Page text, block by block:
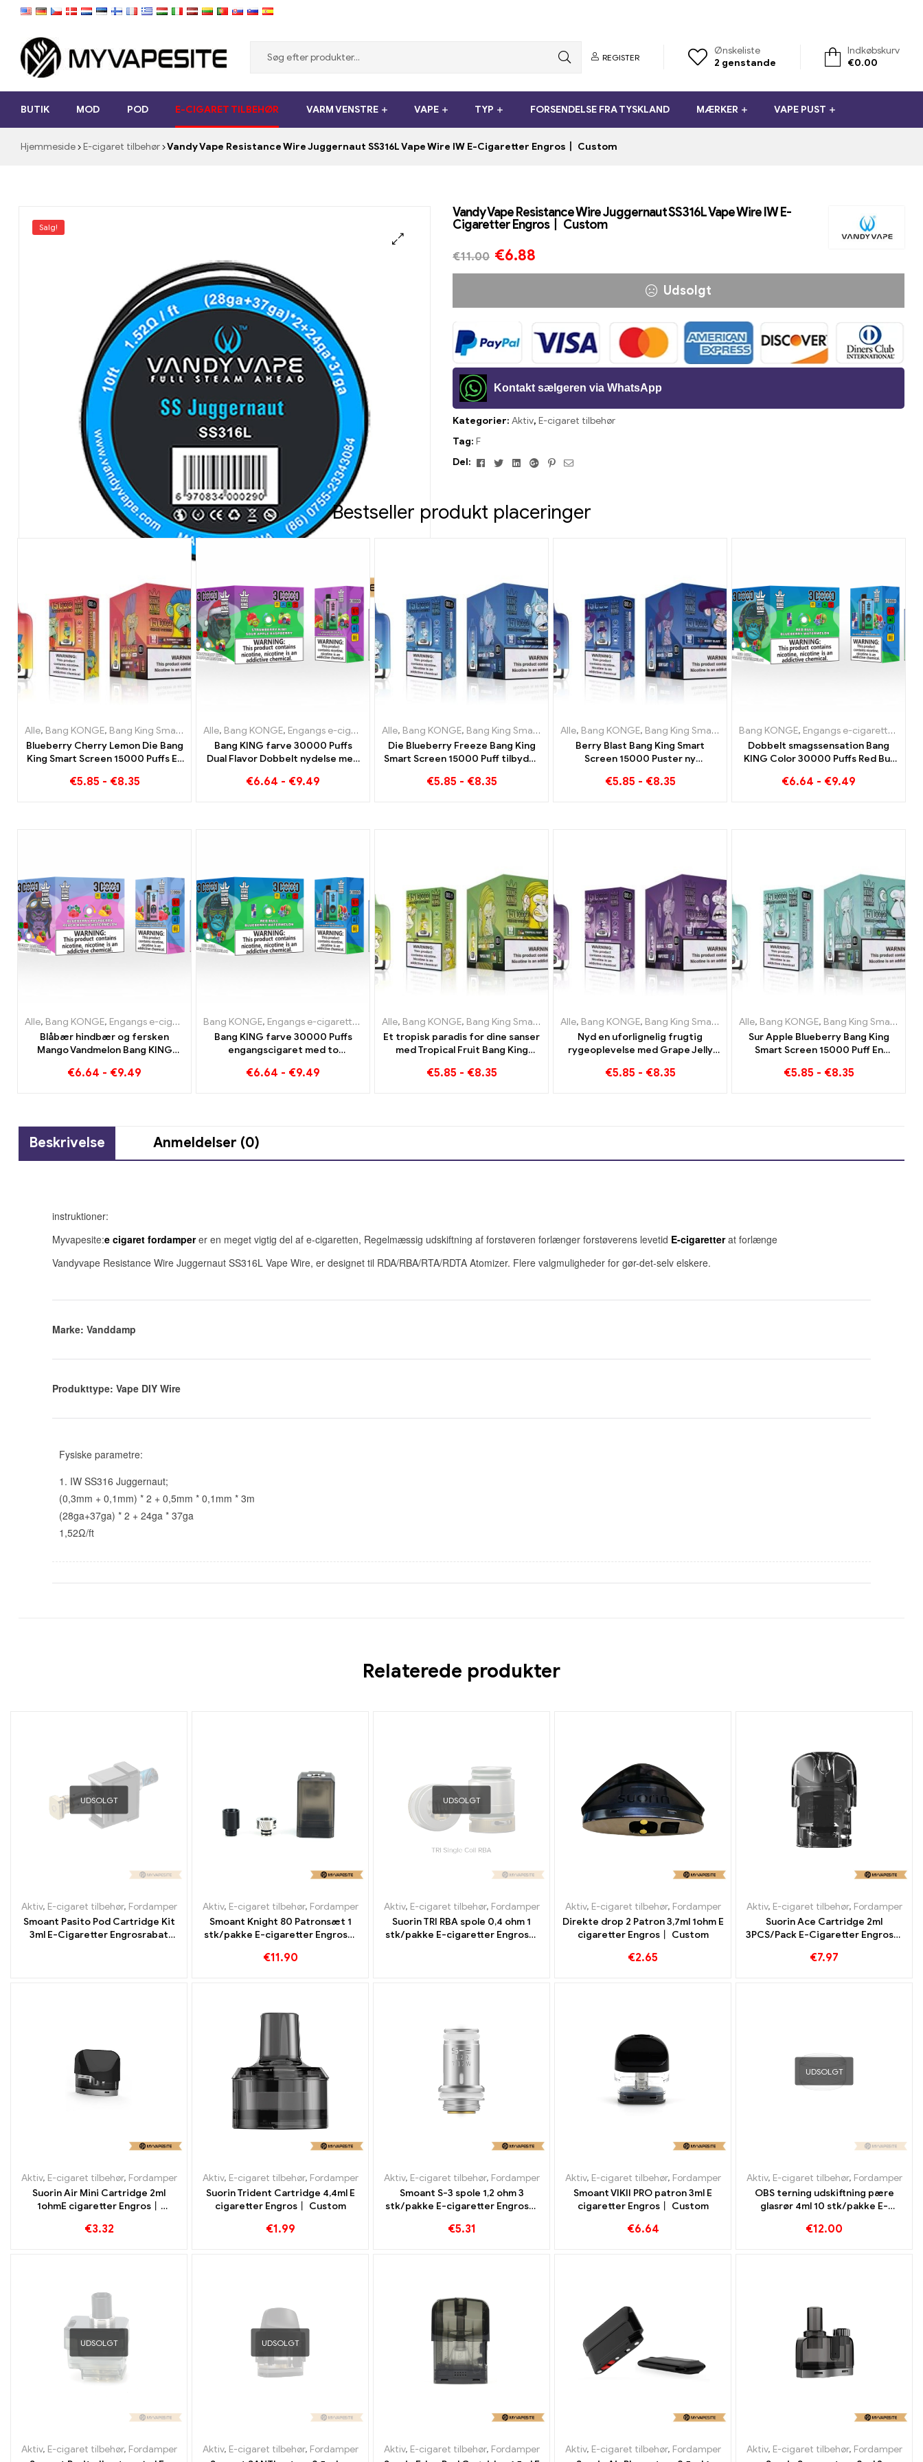
Myvapesite.de
cigaretter
REGISTER
Ønskeliste
2 genstande
Indkøbskurv
€0.00
BUTIK MOD POD E-CIGARET TILBEHØR VARM VENSTRE VAPE TYP FORSENDELSE FRA TYSKLAND MÆRKER VAPE PUST
Hjemmeside E-cigaret tilbehør Vandy Vape Resistance Wire Juggernaut SS316L Vape Wire IW E-Cigaretter Engros丨 Custom
Salg!
Vandy Vape Resistance Wire Juggernaut SS316L Vape Wire IW E-
Cigaretter Engros丨 Custom
€11.00 €6.88
Udsolgt
Kontakt sælgeren via WhatsApp
Kategorier:Aktiv,E-cigaret tilbehør
Tag:F
Del:
FacebookTwitterLinkedinGoogle+Pinterest
E-
Bestseller produkt placeringer
Alle, Bang KONGE, Bang King Smart skærm 15000 Puff ,Engangs e-cigaretter Litauen, Engangs e-cigaretter Luxembourg Engangs e-cigaretter Holland ,Engangs e-cigaretter Østrig,Engangs e-cigaretter
Blueberry Cherry Lemon Die Bang
King Smart Screen 15000 Puffs En
cigaret til engangsbrug
€5.85 - €8.35
Alle, Bang KONGE, Engangs e-cigaretter Litauen ,Engangs e-cigaretter Luxembourg, Engangs e-cigaretter Holland,Engangs e-cigaretter Østrig, Engangs e-
Bang KING farve 30000 Puffs
Dual Flavor Dobbelt nydelse med
Raspberry
€6.64 - €9.49
Alle, Bang KONGE, Bang King Smart skærm 15000 Puff ,Engangs e-cigaretter Litauen,Engangs e-cigaretter Luxembourg
Die Blueberry Freeze Bang King
Smart Screen 15000 Puff tilbyder
€5.85 - €8.35
Alle, Bang KONGE, Bang King Smart skærm 15000 Puff ,Engangs e-cigaretter
Berry Blast Bang King Smart
Screen 15000 Puster ny
€5.85 - €8.35
Bang KONGE, Engangs e-cigaretter
Dobbelt smagssensation Bang
KING Color 30000 Puffs Red Bull
Puffs engangs e-cigaret
€6.64 - €9.49
Alle, Bang KONGE, Engangs e-cigaretter Litauen ,Engangs e-cigaretter Luxembourg, Engangs e-cigaretter Holland,Engangs e-cigaretter Østrig,Engangs e-cigaretter Polen ,Engangs E-cigaretter Portugal
Blåbær hindbær og fersken
Mango Vandmelon Bang KING
CIGARETER Dual Flavor
€6.64 - €9.49
Bang KONGE, Engangs e-cigaretter Litauen , Engangs e-cigaretter Luxembourg Engangs e-cigaretter Holland, Engangs e-cigaretter Østrig, Engangs e-cigaretter
Bang KING farve 30000 Puffs
engangscigaret med to
Watermelon Bubble Gum Sweet
€6.64 - €9.49
Alle, Bang KONGE, Bang King Smart skærm 15000 Puff ,Engangs e-cigaretter Litauen, Engangs e-cigaretter Luxembourg
Et tropisk paradis for dine sanser
med Tropical Fruit Bang King
€5.85 - €8.35
Alle, Bang KONGE, Bang King Smart skærm 15000 Puff ,Engangs e-cigaretter
Nyd en uforlignelig frugtig
rygeoplevelse med Grape Jelly
Puff
€5.85 - €8.35
Alle, Bang KONGE, Bang King Smart skærm 15000 Puff
Sur Apple Blueberry Bang King
Smart Screen 15000 Puff En
af friske smage
€5.85 - €8.35
Beskrivelse Anmeldelser (0)
instruktioner:
Myvapesite:e cigaret fordamperer en meget vigtig del af e-cigaretten, Regelmæssig udskiftning af forstøveren forlænger forstøverens levetid E-cigaretterat forlænge
Vandyvape Resistance Wire Juggernaut SS316L Vape Wire, er designet til RDA/RBA/RTA/RDTA Atomizer. Flere valgmuligheder for gør-det-selv elskere.
Marke: Vanddamp
Produkttype: Vape DIY Wire
Fysiske parametre:
1. IW SS316 Juggernaut;
(0,3mm + 0,1mm) * 2 + 0,5mm * 0,1mm * 3m
(28ga+37ga) * 2 + 24ga * 37ga
1,52Ω/ft
Relaterede produkter
UDSOLGT
Aktiv, E-cigaret tilbehør, Fordamper
Smoant Pasito Pod Cartridge Kit
3ml E-Cigaretter Engrosrabat
Aktiv, E-cigaret tilbehør, Fordamper
Smoant Knight 80 Patronsæt 1
stk/pakke E-cigaretter Engros丨
€11.90
UDSOLGT
Aktiv, E-cigaret tilbehør, Fordamper
Suorin TRI RBA spole 0,4 ohm 1
stk/pakke E-cigaretter Engros丨
Aktiv, E-cigaret tilbehør, Fordamper
Direkte drop 2 Patron 3,7ml 1ohm E
cigaretter Engros丨 Custom
€2.65
Aktiv, E-cigaret tilbehør, Fordamper
Suorin Ace Cartridge 2ml
3PCS/Pack E-Cigaretter Engros丨
€7.97
Aktiv, E-cigaret tilbehør, Fordamper
Suorin Air Mini Cartridge 2ml
1ohmE cigaretter Engros丨
€3.32
Aktiv, E-cigaret tilbehør, Fordamper
Suorin Trident Cartridge 4,4ml E
cigaretter Engros丨 Custom
€1.99
Aktiv, E-cigaret tilbehør, Fordamper
Smoant S-3 spole 1,2 ohm 3
stk/pakke E-cigaretter Engros丨
€5.31
Aktiv, E-cigaret tilbehør, Fordamper
Smoant VIKII PRO patron 3ml E
cigaretter Engros丨 Custom
€6.64
UDSOLGT
Aktiv, E-cigaret tilbehør, Fordamper
OBS terning udskiftning pære
glasrør 4ml 10 stk/pakke E-
€12.00
UDSOLGT
Aktiv, E-cigaret tilbehør, Fordamper
UDSOLGT
Aktiv, E-cigaret tilbehør, Fordamper
Aktiv, E-cigaret tilbehør, Fordamper
Aktiv, E-cigaret tilbehør, Fordamper
Aktiv, E-cigaret tilbehør, Fordamper